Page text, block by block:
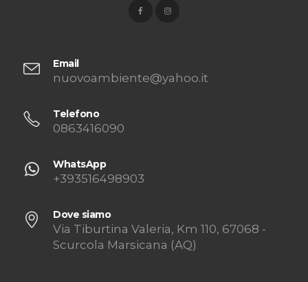
Email
nuovoambiente@yahoo.it
Telefono
0863416090
WhatsApp
+393516498903
Dove siamo
Via Tiburtina Valeria, Km 110, 67068 -
Scurcola Marsicana (AQ)